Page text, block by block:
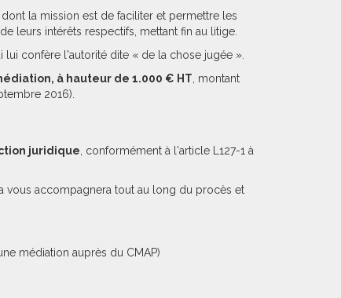
la mission est de faciliter et permettre les
leurs intérêts respectifs, mettant fin au litige.
confère l'autorité dite « de la chose jugée ».
à hauteur de 1.000 € HT , montant
2016).
juridique , conformément à l'article L127-1 à
vous accompagnera tout au long du procès et
médiation auprès du CMAP)